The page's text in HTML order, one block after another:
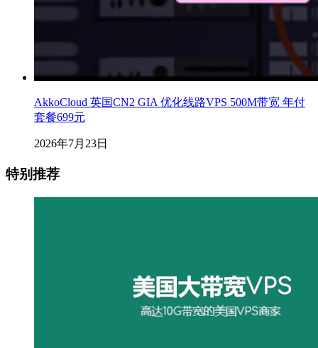
AkkoCloud 英国CN2 GIA 优化线路VPS 500M带宽 年付
套餐699元
2026年7月23日
特别推荐